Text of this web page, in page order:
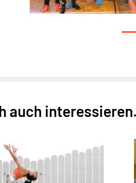
auch